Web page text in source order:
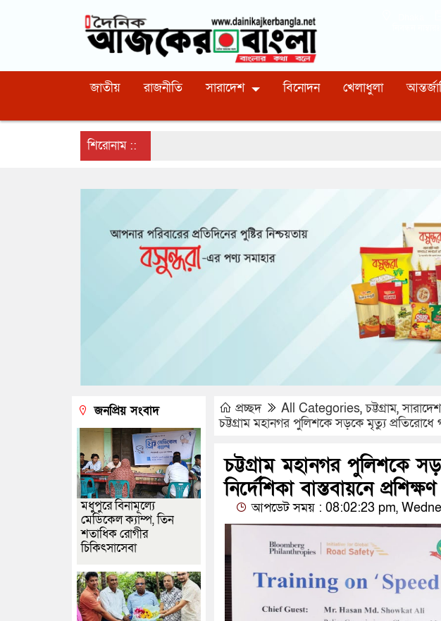
জাতীয় রাজনীতি সারাদেশ বিনোদন খেলাধুলা
শিরোনাম ::
প্রচ্ছদ All Categories,চট্টগ্রাম,সারাদেশ
চট্টগ্রাম মহানগর পুলিশকে সড়কে মৃত্যু প্রতিরোধে
চট্টগ্রাম মহানগর পুলিশকে
নির্দেশিকা বাস্তবায়নে
আপডেট সময় : 08:02:23 pm,
জনপ্রিয় সংবাদ
মধুপুরে বিনামূল্যে
মেডিকেল ক্যাম্প, তিন
শতাধিক রোগীর
চিকিৎসাসেবা